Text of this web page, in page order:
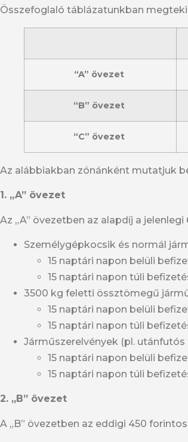
Összefoglaló táblázatunkban
“A” övezet
“B” övezet
“C” övezet
Az alábbiakban zónánként mutatjuk
1. „A” övezet
Az „A” övezetben az alapdíj a
Személygépkocsik és normál
15 naptári napon belüli
15 naptári napon túli
3500 kg feletti össztömegű
15 naptári napon belüli
15 naptári napon túli
Járműszerelvények (pl. utánfutós
15 naptári napon belüli
15 naptári napon túli
2. „B” övezet
A „B” övezetben az eddigi 450